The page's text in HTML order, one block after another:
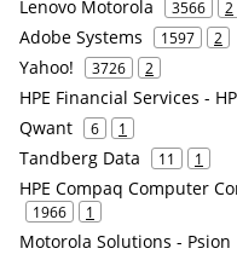
Lenovo Motorola 3566 2
Adobe Systems 1597 2
Yahoo! 3726 2
HPE Financial Services -
Qwant 6 1
Tandberg Data 11 1
HPE Compaq Computer
1966 1
Motorola Solutions - Psion